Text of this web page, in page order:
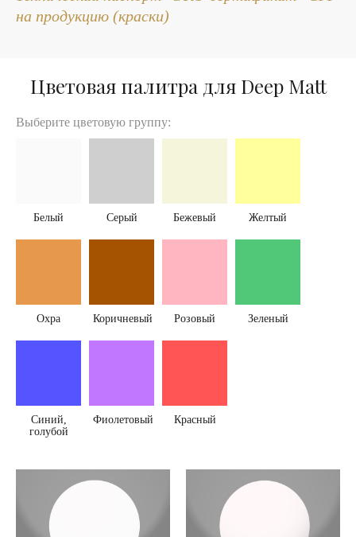
на продукцию (краски)
Цветовая палитра для Deep Matt
Выберите цветовую группу:
Белый Серый Бежевый Желтый
Охра Коричневый Розовый Зеленый
Синий,
голубой
Фиолетовый Красный